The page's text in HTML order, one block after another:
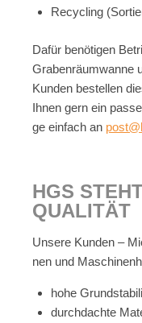
Re­cy­cling
Da­für be­nö­ti­gen
Gra­ben­räum­wan­ne
Kun­den be­stel­len
Ih­nen gern ein
ge ein­fach an
HGS
QUA­LI­TÄT
Un­se­re Kun­den –
nen und
hohe
durch­dach­te